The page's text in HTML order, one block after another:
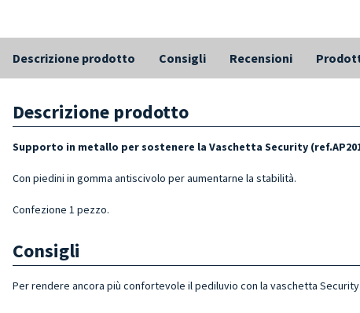
Descrizione prodotto Consigli Recensioni
Descrizione prodotto
Supporto in metallo per sostenere la Vaschetta Security
Con piedini in gomma antiscivolo per aumentarne la stabilità.
Confezione 1 pezzo.
Consigli
Per rendere ancora più confortevole il pediluvio con la vaschetta